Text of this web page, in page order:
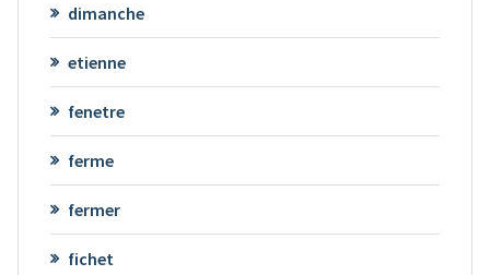
dimanche
etienne
fenetre
ferme
fermer
fichet